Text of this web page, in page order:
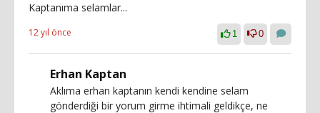
Kaptanıma selamlar...
12 yıl önce 1 0
Erhan Kaptan
Aklıma erhan kaptanın kendi kendine selam
gönderdiği bir yorum girme ihtimali geldikçe, ne